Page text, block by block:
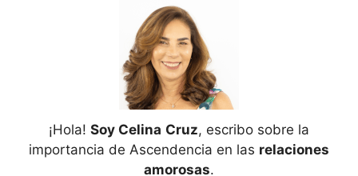
¡Hola! Soy Celina Cruz, escribo sobre la
importancia de Ascendencia en las relaciones
amorosas.